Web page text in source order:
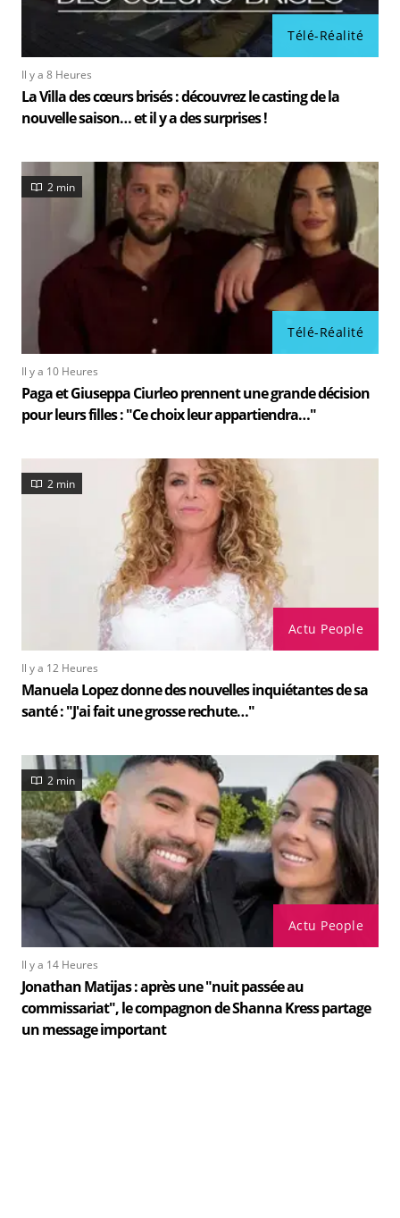
Télé-Réalité
Il y a 8 Heures
La Villa des cœurs brisés : découvrez le casting de la
nouvelle saison… et il y a des surprises !
Télé-Réalité
2 min
Il y a 10 Heures
Paga et Giuseppa Ciurleo prennent une grande décision
pour leurs filles : "Ce choix leur appartiendra…"
Actu People
2 min
Il y a 12 Heures
Manuela Lopez donne des nouvelles inquiétantes de sa
santé : "J'ai fait une grosse rechute…"
Actu People
2 min
Il y a 14 Heures
Jonathan Matijas : après une "nuit passée au
commissariat", le compagnon de Shanna Kress partage
un message important